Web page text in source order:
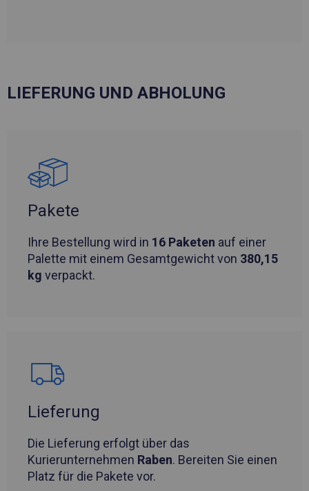
LIEFERUNG UND ABHOLUNG
Pakete
Ihre Bestellung wird in 16 Paketen auf einer
Palette mit einem Gesamtgewicht von 380,15
kg verpackt.
Lieferung
Die Lieferung erfolgt über das
Kurierunternehmen Raben. Bereiten Sie einen
Platz für die Pakete vor.